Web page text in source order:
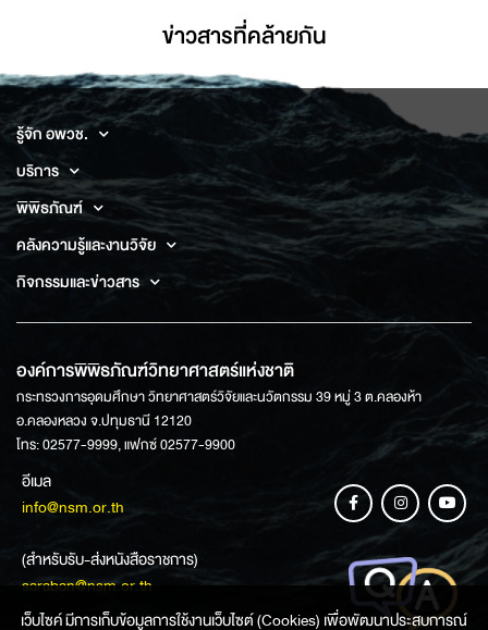
ข่าวสารที่่คล้ายกัน
รู้จัก อพวช.
บริการ
พิพิธภัณฑ์
คลังความรู้และงานวิจัย
กิจกรรมและข่าวสาร
องค์การพิพิธภัณฑ์วิทยาศาสตร์แห่งชาติ
กระทรวงการอุดมศึกษา วิทยาศาสตร์วิจัยและนวัตกรรม 39 หมู่ 3 ต.คลองห้า
อ.คลองหลวง จ.ปทุมธานี 12120
โทร: 02577-9999, แฟกซ์ 02577-9900
อีเมล
info@nsm.or.th
(สำหรับรับ-ส่งหนังสือราชการ)
saraban@nsm.or.th
เว็บไซค์ มีการเก็บข้อมูลการใช้งานเว็บไซต์ (Cookies) เพื่อพัฒนาประสบการณ์